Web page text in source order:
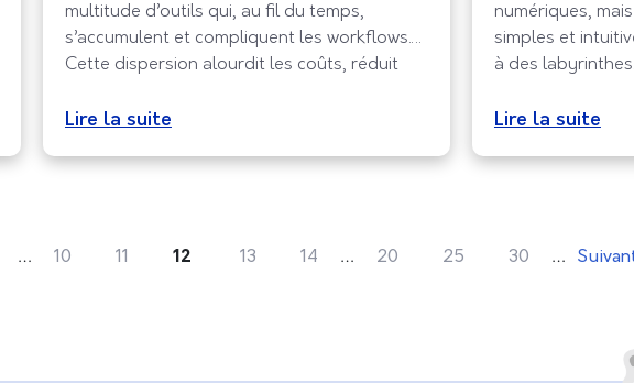
multitude d’outils qui, au fil du temps,
s’accumulent et compliquent les workflows.
Cette dispersion alourdit les coûts, réduit
quotidien. Pourtant, une stack resserrée
collaborer et de libérer de l’espace mental.
Lire la suite
numériques,
simples et
à des
technique ajoute
l’expérience.
fragmentées, en
Lire la suite
… 10 11 12 13 14 … 20 25 30 …